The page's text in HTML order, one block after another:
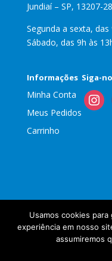
Jundiaí – SP, 13207-
Segunda a sexta, das
Sábado, das 9h às
Informações
Minha Conta
Meus Pedidos
Carrinho
Siga-
Copyright Sapeca
Webdas |
Usamos cookies
experiência em nosso
assumiremos